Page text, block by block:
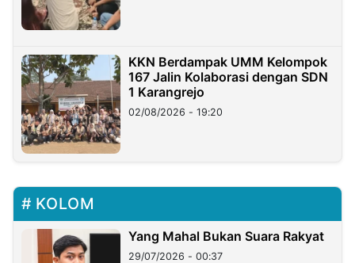
KKN Berdampak UMM Kelompok
167 Jalin Kolaborasi dengan SDN
1 Karangrejo
02/08/2026 - 19:20
KOLOM
Yang Mahal Bukan Suara Rakyat
29/07/2026 - 00:37